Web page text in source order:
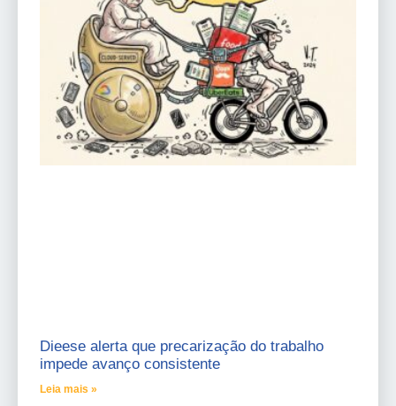
Dieese alerta que precarização do trabalho
impede avanço consistente
Leia mais »